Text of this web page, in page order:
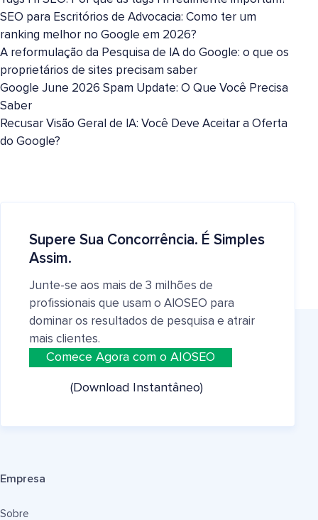
SEO para Escritórios de Advocacia: Como ter um
ranking melhor no Google em 2026?
A reformulação da Pesquisa de IA do Google: o que os
proprietários de sites precisam saber
Google June 2026 Spam Update: O Que Você Precisa
Saber
Recusar Visão Geral de IA: Você Deve Aceitar a Oferta
do Google?
Supere Sua Concorrência. É Simples
Assim.
Junte-se aos mais de 3 milhões de
profissionais que usam o AIOSEO para
dominar os resultados de pesquisa e atrair
mais clientes.
Comece Agora com o AIOSEO
(Download Instantâneo)
Empresa
Sobre